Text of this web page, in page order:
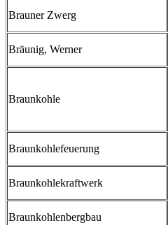
Brauner Zwerg
Bräunig, Werner
Braunkohle
Braunkohlefeuerung
Braunkohlekraftwerk
Braunkohlenbergbau